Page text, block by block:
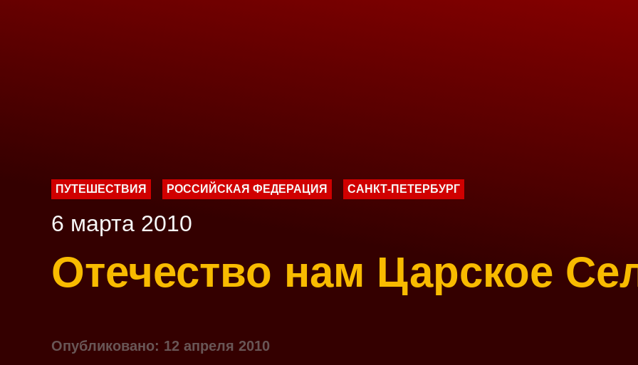
ПУТЕШЕСТВИЯ РОССИЙСКАЯ ФЕДЕРАЦИЯ САНКТ-ПЕТЕРБУРГ
6 марта 2010
Отечество нам Царское
Опубликовано: 12 апреля 2010